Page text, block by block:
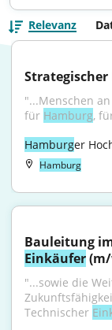
Relevanz
Strategischer
"...Menschen
für Hamburg,
Hamburger
Hamburg
Einkäufer
"...sowie die
Technischer